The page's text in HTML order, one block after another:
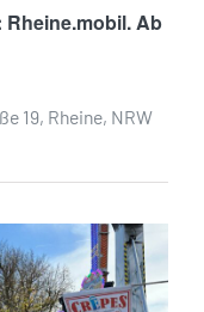
Ab
19, Rheine, NRW